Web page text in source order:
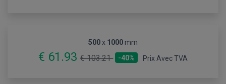
500x 1000 mm
€ 61.93€ 103.21 -40% Prix Avec TVA